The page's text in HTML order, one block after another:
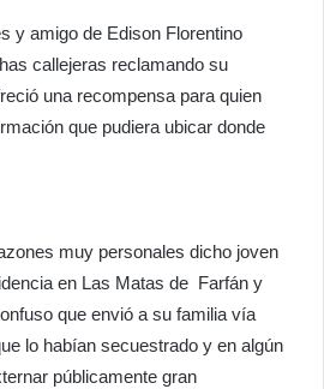
y amigo de Edison Florentino
callejeras reclamando su
una recompensa para quien
que pudiera ubicar donde
muy personales dicho joven
en Las Matas de Farfán y
que envió a su familia vía
lo habían secuestrado y en algún
públicamente gran